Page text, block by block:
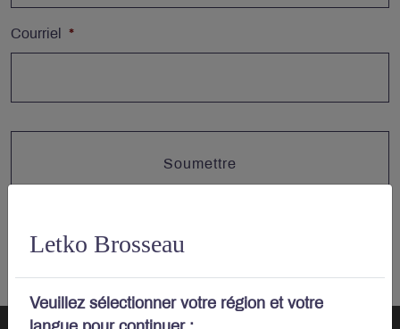
Letko Brosseau
Veuillez sélectionner votre région et votre
Courriel *